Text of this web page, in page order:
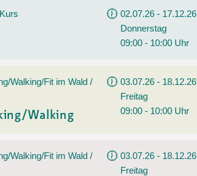
02.07.26 - 17.12.26
Donnerstag
09:00 - 10:00 Uhr
Walking/Fit im Wald /
Walking
03.07.26 - 18.12.26
Freitag
09:00 - 10:00 Uhr
Walking/Fit im Wald /
03.07.26 - 18.12.26
Freitag